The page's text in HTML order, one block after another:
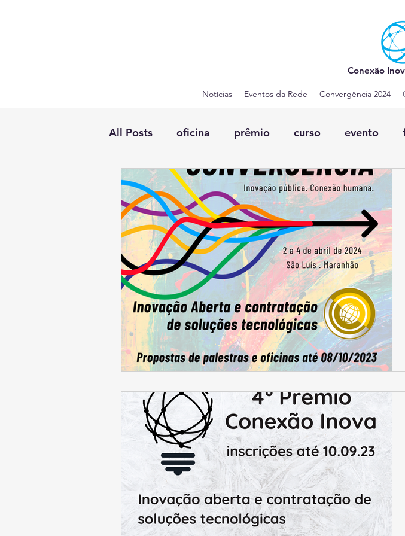
Conexão
Notícias Eventos da Rede Convergência 2024
All Posts oficina prêmio curso evento